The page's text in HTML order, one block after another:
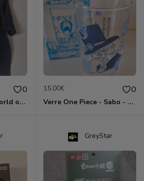
0
🦁T-Shirt Officiel World of Warcraft - Logo de l'Alliance (Blizzard Entertainment)
15.00€ 0
Verre One Piece - Sabo - Bandai
GreyStar